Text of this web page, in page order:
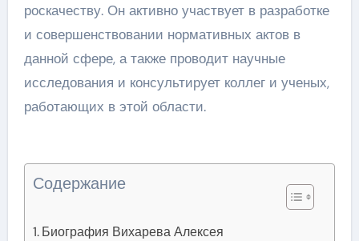
роскачеству. Он активно участвует в разработке
и совершенствовании нормативных актов в
данной сфере, а также проводит научные
исследования и консультирует коллег и ученых,
работающих в этой области.
Содержание
Биография Вихарева Алексея